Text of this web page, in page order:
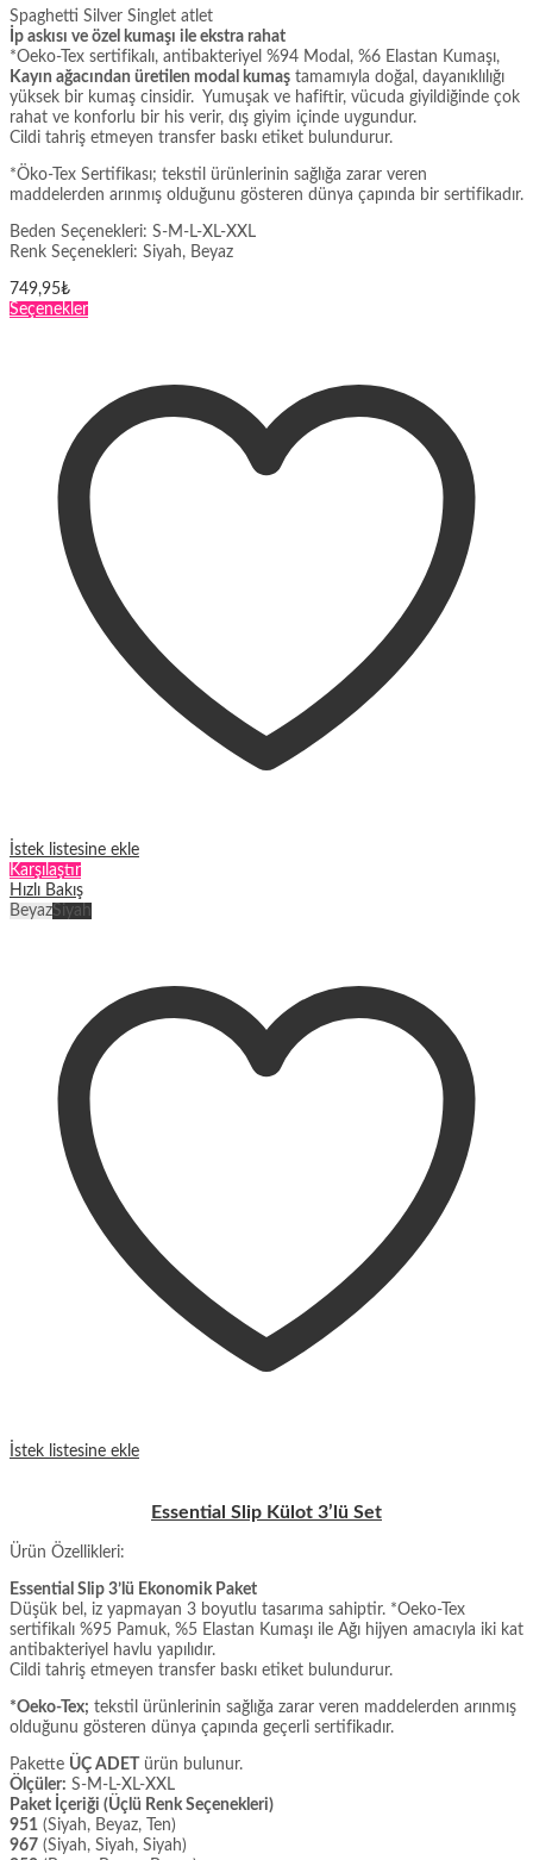
Spaghetti Silver Singlet atlet
İp askısı ve özel kumaşı ile ekstra rahat
*Oeko-Tex sertifikalı, antibakteriyel %94 Modal, %6 Elastan Kumaşı,
Kayın ağacından üretilen modal kumaş tamamıyla doğal, dayanıklılığı
yüksek bir kumaş cinsidir. Yumuşak ve hafiftir, vücuda giyildiğinde çok
rahat ve konforlu bir his verir, dış giyim içinde uygundur.
Cildi tahriş etmeyen transfer baskı etiket bulundurur.
*Öko-Tex Sertifikası; tekstil ürünlerinin sağlığa zarar veren
maddelerden arınmış olduğunu gösteren dünya çapında bir sertifikadır.
Beden Seçenekleri: S-M-L-XL-XXL
Renk Seçenekleri: Siyah, Beyaz
749,95₺
SeçeneklerBu
varyasyonu
var.
Seçenekler
ürün
sayfasından
seçilebilir
İstek listesine ekle
Karşılaştır
Hızlı Bakış
BeyazSiyah
İstek listesine ekle
Essential Slip Külot 3’lü Set
Ürün Özellikleri:
Essential Slip 3’lü Ekonomik Paket
Düşük bel, iz yapmayan 3 boyutlu tasarıma sahiptir. *Oeko-Tex
sertifikalı %95 Pamuk, %5 Elastan Kumaşı ile Ağı hijyen amacıyla iki kat
antibakteriyel havlu yapılıdır.
Cildi tahriş etmeyen transfer baskı etiket bulundurur.
*Oeko-Tex; tekstil ürünlerinin sağlığa zarar veren maddelerden arınmış
olduğunu gösteren dünya çapında geçerli sertifikadır.
Pakette ÜÇ ADET
ürün bulunur.
Ölçüler: S-M-L-XL-XXL
Paket İçeriği (Üçlü Renk Seçenekleri)
951 (Siyah, Beyaz, Ten)
967 (Siyah, Siyah, Siyah)